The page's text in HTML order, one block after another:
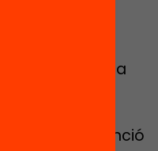
mesures per
resposta a
cares,
, variable en funció